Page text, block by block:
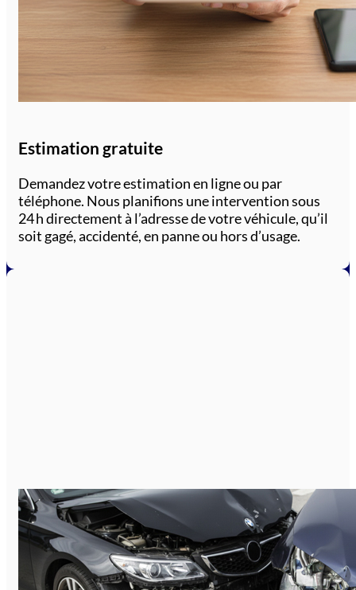
Estimation gratuite
Demandez votre estimation en ligne ou par
téléphone. Nous planifions une intervention sous
24 h directement à l’adresse de votre véhicule, qu’il
soit gagé, accidenté, en panne ou hors d’usage.